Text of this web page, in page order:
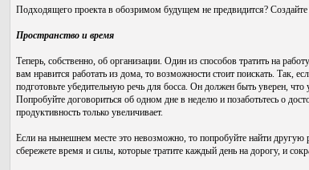
Подходящего проекта в обозримом будущем не предвидится? Создайте
Пространство и время
Теперь, собственно, об организации. Один из способов тратить на
вам нравится работать из дома, то возможности стоит поискать. Так,
подготовьте убедительную речь для босса. Он должен быть уверен,
Попробуйте договориться об одном дне в неделю и позаботьтесь о
продуктивность только увеличивает.
Если на нынешнем месте это невозможно, то попробуйте найти
сбережете время и силы, которые тратите каждый день на дорогу, и